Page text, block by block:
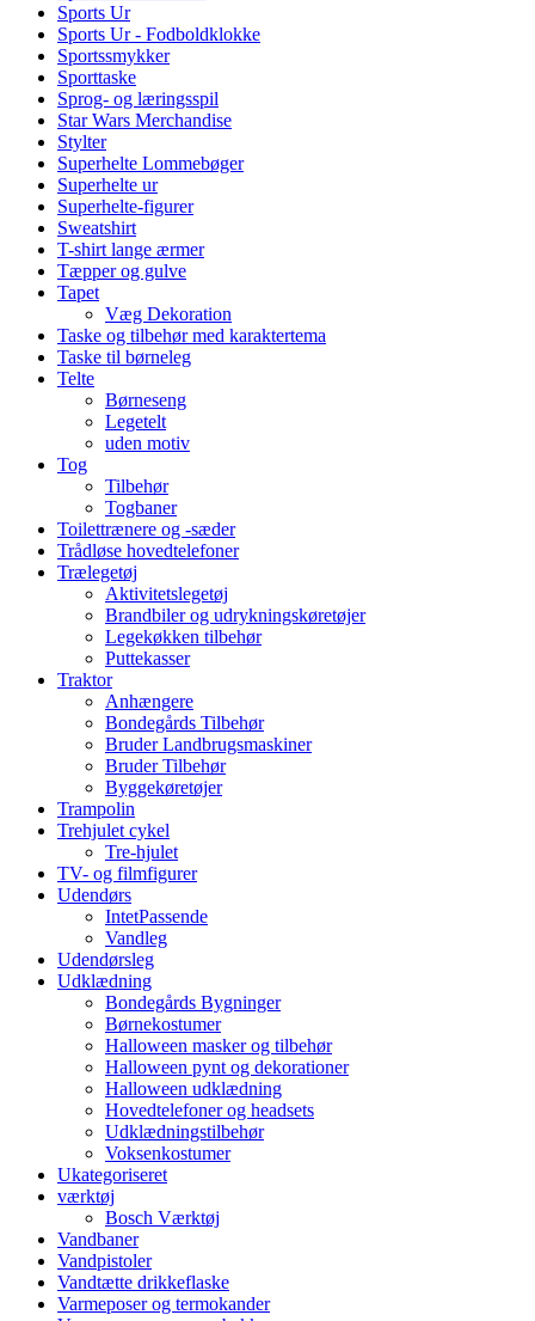
Sports Ur
Sports Ur - Fodboldklokke
Sportssmykker
Sporttaske
Sprog- og læringsspil
Star Wars Merchandise
Stylter
Superhelte Lommebøger
Superhelte ur
Superhelte-figurer
Sweatshirt
T-shirt lange ærmer
Tæpper og gulve
Tapet
Væg Dekoration
Taske og tilbehør med karaktertema
Taske til børneleg
Telte
Børneseng
Legetelt
uden motiv
Tog
Tilbehør
Togbaner
Toilettrænere og -sæder
Trådløse hovedtelefoner
Trælegetøj
Aktivitetslegetøj
Brandbiler og udrykningskøretøjer
Legekøkken tilbehør
Puttekasser
Traktor
Anhængere
Bondegårds Tilbehør
Bruder Landbrugsmaskiner
Bruder Tilbehør
Byggekøretøjer
Trampolin
Trehjulet cykel
Tre-hjulet
TV- og filmfigurer
Udendørs
IntetPassende
Vandleg
Udendørsleg
Udklædning
Bondegårds Bygninger
Børnekostumer
Halloween masker og tilbehør
Halloween pynt og dekorationer
Halloween udklædning
Hovedtelefoner og headsets
Udklædningstilbehør
Voksenkostumer
Ukategoriseret
værktøj
Bosch Værktøj
Vandbaner
Vandpistoler
Vandtætte drikkeflaske
Varmeposer og termokander